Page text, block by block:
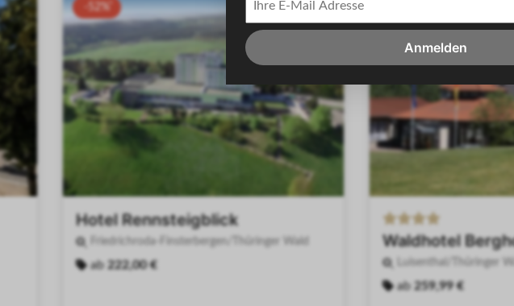
-52%
Hotel Rennsteigblick
Friedrichroda-Finsterbergen/Thüringer Wald
ab 222,00 €
Waldhotel
Luisenthal/Thüringer
ab 259,99 €
Anmelden